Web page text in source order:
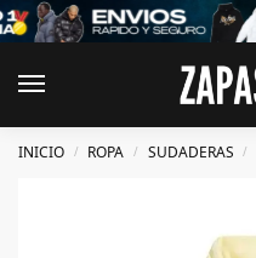
INICIO / ROPA / SUDADERAS /